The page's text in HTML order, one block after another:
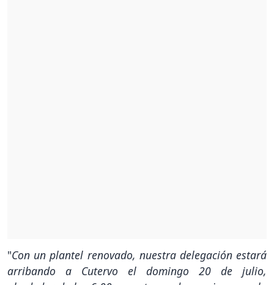
"Con un plantel renovado, nuestra delegación estará
arribando a Cutervo el domingo 20 de julio,